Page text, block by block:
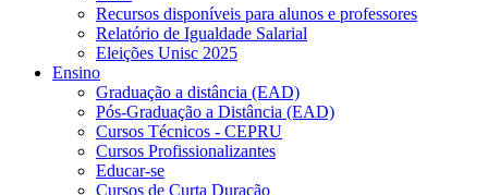
Recursos disponíveis para alunos e professores
Relatório de Igualdade Salarial
Eleições Unisc 2025
Ensino
Graduação a distância (EAD)
Pós-Graduação a Distância (EAD)
Cursos Técnicos - CEPRU
Cursos Profissionalizantes
Educar-se
Cursos de Curta Duração